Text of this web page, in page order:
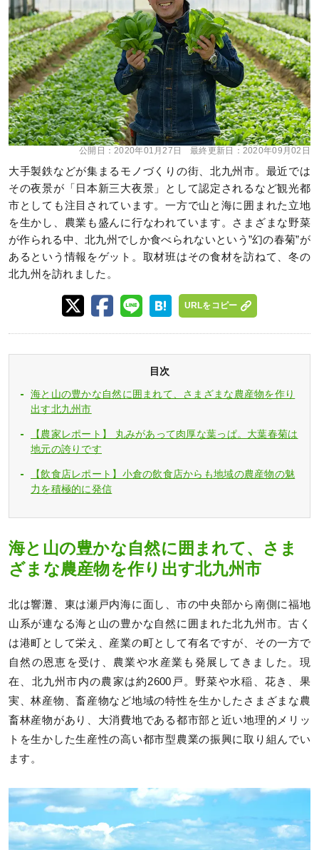
公開日：2020年01月27日 最終更新日： 2020年09月02日
大手製鉄などが集まるモノづくりの街、北九州市。最近では
その夜景が「日本新三大夜景」として認定されるなど観光都
市としても注目されています。一方で山と海に囲まれた立地
を生かし、農業も盛んに行なわれています。さまざまな野菜
が作られる中、北九州でしか食べられないという”幻の春菊”が
あるという情報をゲット。取材班はその食材を訪ねて、冬の
北九州を訪れました。
URLをコピー
目次
海と山の豊かな自然に囲まれて、さまざまな農産物を作り
出す北九州市
【農家レポート】 丸みがあって肉厚な葉っぱ。大葉春菊は
地元の誇りです
【飲食店レポート】小倉の飲食店からも地域の農産物の魅
力を積極的に発信
海と山の豊かな自然に囲まれて、さま
ざまな農産物を作り出す北九州市
北は響灘、東は瀬戸内海に面し、市の中央部から南側に福地
山系が連なる海と山の豊かな自然に囲まれた北九州市。古く
は港町として栄え、産業の町として有名ですが、その一方で
自然の恩恵を受け、農業や水産業も発展してきました。現
在、北九州市内の農家は約2600戸。野菜や水稲、花き、果
実、林産物、畜産物など地域の特性を生かしたさまざまな農
畜林産物があり、大消費地である都市部と近い地理的メリッ
トを生かした生産性の高い都市型農業の振興に取り組んでい
ます。